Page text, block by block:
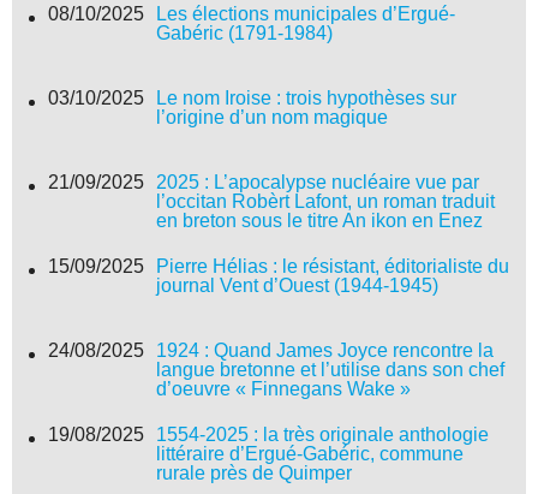
Les élections municipales d’Ergué-
Gabéric (1791-1984)
08/10/2025
Le nom Iroise : trois hypothèses sur
l’origine d’un nom magique
03/10/2025
2025 : L’apocalypse nucléaire vue par
l’occitan Robèrt Lafont, un roman traduit
en breton sous le titre An ikon en Enez
21/09/2025
Pierre Hélias : le résistant, éditorialiste du
journal Vent d’Ouest (1944-1945)
15/09/2025
1924 : Quand James Joyce rencontre la
langue bretonne et l’utilise dans son chef
d’oeuvre « Finnegans Wake »
24/08/2025
1554-2025 : la très originale anthologie
littéraire d’Ergué-Gabéric, commune
rurale près de Quimper
19/08/2025